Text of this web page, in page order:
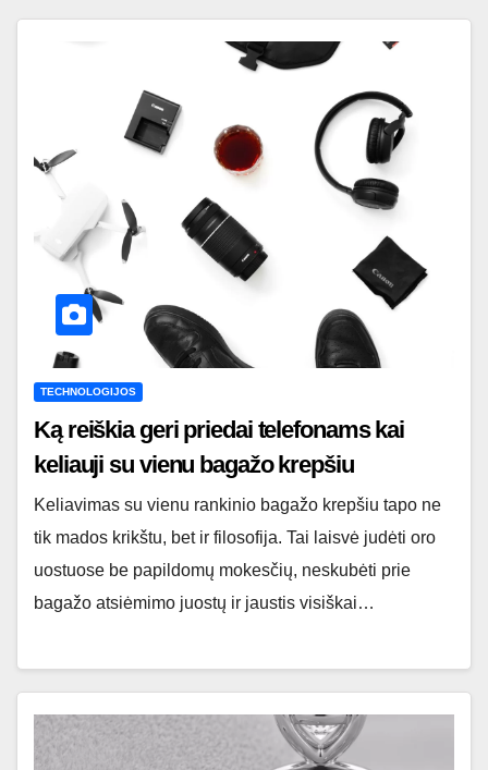
TECHNOLOGIJOS
Ką reiškia geri priedai telefonams kai
keliauji su vienu bagažo krepšiu
Keliavimas su vienu rankinio bagažo krepšiu tapo ne
tik mados krikštu, bet ir filosofija. Tai laisvė judėti oro
uostuose be papildomų mokesčių, neskubėti prie
bagažo atsiėmimo juostų ir jaustis visiškai…